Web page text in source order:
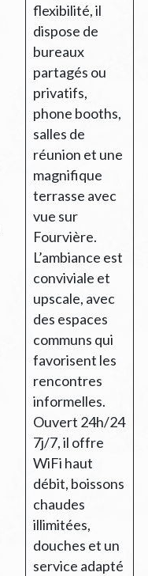
flexibilité, il
dispose de
bureaux
partagés ou
privatifs,
phone booths,
salles de
réunion et une
magnifique
terrasse avec
vue sur
Fourvière.
L’ambiance est
conviviale et
upscale, avec
des espaces
communs qui
favorisent les
rencontres
informelles.
Ouvert 24h/24
7j/7, il offre
WiFi haut
débit, boissons
chaudes
illimitées,
douches et un
service adapté